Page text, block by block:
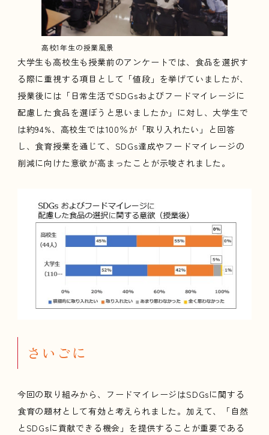
高校1年生の授業風景
大学生も高校生も授業前のアンケートでは、食品を選択す
る際に重視する項目として「値段」を挙げていましたが、
授業後には「日常生活でSDGsおよびフードマイレージに
配慮した食品を選ぼうと思いましたか」に対し、大学生で
は約94%、高校生では100％が「取り入れたい」と回答
し、食育授業を通じて、SDGs達成やフードマイレージの
削減に向けた意欲が高まったことが示唆されました。
さいごに
今回の取り組みから、フードマイレージはSDGsに関する
食育の題材として有効と考えられました。加えて、「自然
とSDGsに貢献できる機会」を提供することが重要である